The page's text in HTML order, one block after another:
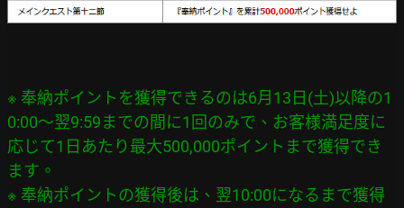
※ 奉納ポイントを獲得できるのは6月13日(土)以降の1
0:00～翌9:59までの間に1回のみで、お客様満足度に
応じて1日あたり最大500,000ポイントまで獲得でき
ます。
※ 奉納ポイントの獲得後は、翌10:00になるまで獲得